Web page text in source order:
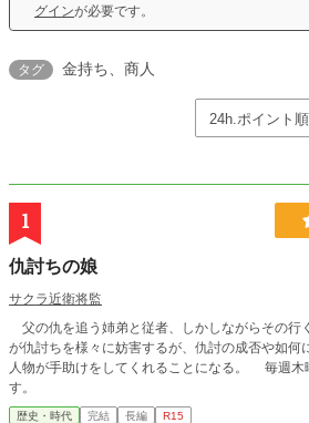
グインが必要です。
タグ 金持ち、商人
1
仇討ちの娘
サクラ近衛将監
父の仇を追う姉弟と従者、しかしながらその行
が仇討ちを様々に妨害するが、仇討の成否や如何
人物が手助けをしてくれることになる。 毎週木
す。
歴史・時代 完結 長編 R15